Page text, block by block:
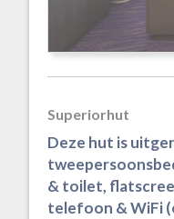
Superiorhut
Deze hut is
& toilet,
telefoon & WiFi